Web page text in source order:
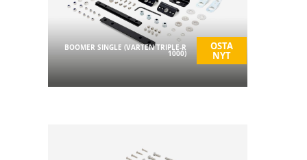
BOOMER SINGLE (VARTEN TRIPLE-R
1000)
OSTA
NYT